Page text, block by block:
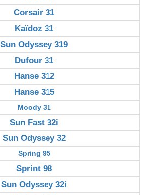
Corsair 31
Kaïdoz 31
Sun Odyssey 319
Dufour 31
Hanse 312
Hanse 315
Moody 31
Sun Fast 32i
Sun Odyssey 32
Spring 95
Sprint 98
Sun Odyssey 32i